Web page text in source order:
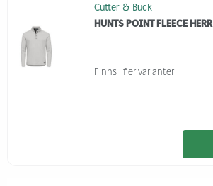
Cutter & Buck
HUNTS POINT FLEECE HERR
Finns i fler varianter